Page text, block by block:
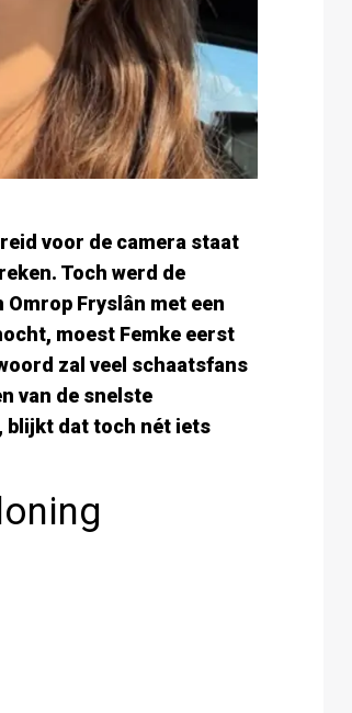
voor de camera staat
Toch werd de
Fryslân met een
moest Femke eerst
zal veel schaatsfans
van de snelste
blijkt dat toch nét iets